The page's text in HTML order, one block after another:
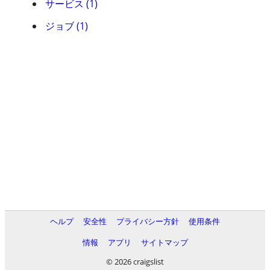
サービス (1)
ジョブ (1)
ヘルプ 安全性 プライバシー方針
使用条件
情報
アプリ
サイトマップ
© 2026 craigslist